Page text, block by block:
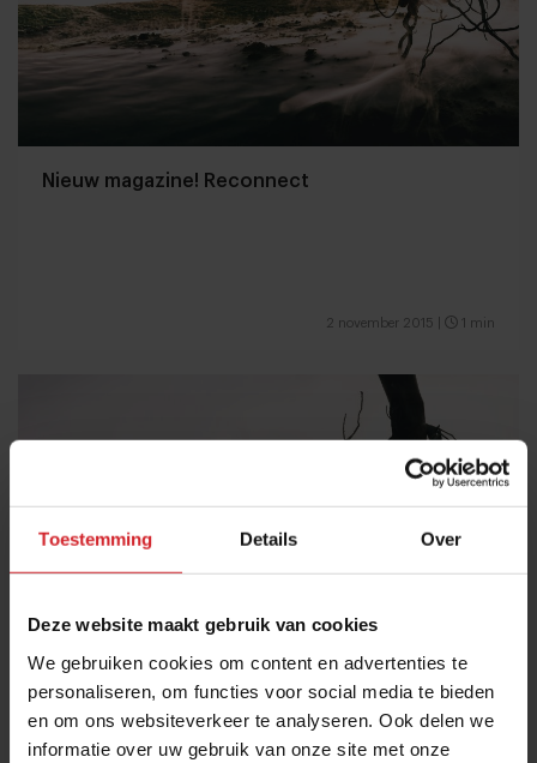
Toestemming Details Over
Deze website maakt gebruik van cookies
We gebruiken cookies om content en advertenties te
personaliseren, om functies voor social media te bieden
en om ons websiteverkeer te analyseren. Ook delen we
informatie over uw gebruik van onze site met onze
Nieuw magazine! Reconnect
2 november 2015 1 min
Food recensent bekent